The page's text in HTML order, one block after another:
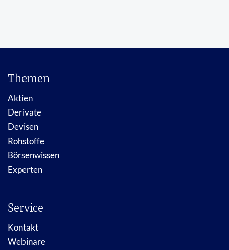
Themen
Aktien
Derivate
Devisen
Rohstoffe
Börsenwissen
Experten
Service
Kontakt
Webinare